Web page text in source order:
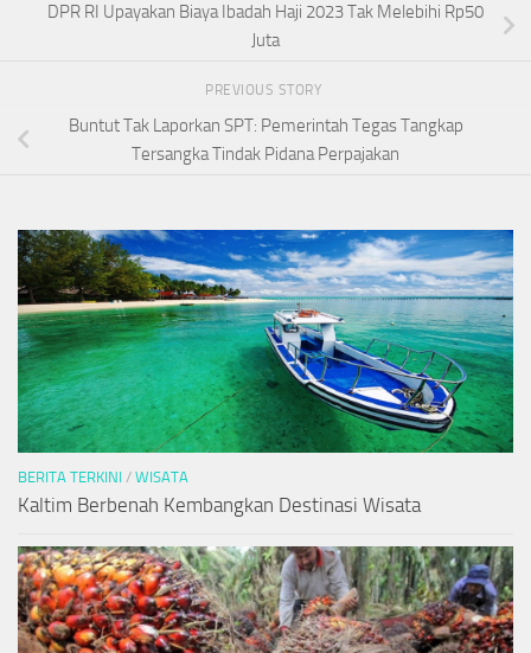
DPR RI Upayakan Biaya Ibadah Haji 2023 Tak Melebihi Rp50
Juta
PREVIOUS STORY
Buntut Tak Laporkan SPT: Pemerintah Tegas Tangkap
Tersangka Tindak Pidana Perpajakan
BERITA TERKINI / WISATA
Kaltim Berbenah Kembangkan Destinasi Wisata